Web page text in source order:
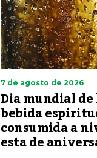
7 de agosto de 2026
Dia mundial
bebida
consumida a
esta de